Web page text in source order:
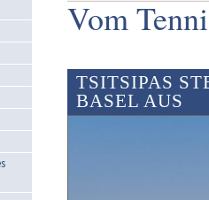
Vom
TSITSIPAS
BASEL AUS